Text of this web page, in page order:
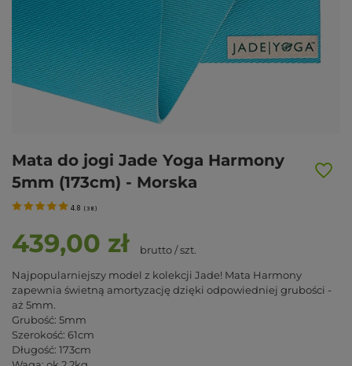
Mata do jogi Jade Yoga Harmony
5mm (173cm) - Morska
4.8 ( 38)
439,00 zł brutto/szt.
Najpopularniejszy model z kolekcji Jade! Mata Harmony
zapewnia świetną amortyzację dzięki odpowiedniej grubości -
aż 5mm.
Grubość: 5mm
Szerokość: 61cm
Długość: 173cm